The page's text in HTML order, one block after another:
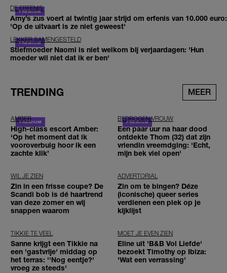
DE ERFENIS
Amy’s zus voert al twintig jaar strijd om erfenis van 10.000 euro:
'Op de uitvaart is ze niet geweest'
LEKKER SAMENGESTELD
Stiefmoeder Naomi is niet welkom bij verjaardagen: 'Hun
moeder wil niet dat ik er ben'
TRENDING MEER
AMBER
High-class escort Amber:
‘Op het moment dat ik
vooroverbuig hoor ik een
zachte klik’
BEDROGEN VROUW
Een paar uur na haar dood
ontdekte Thom (32) dat zijn
vriendin vreemdging: 'Echt,
mijn bek viel open'
WIL JE ZIEN
Zin in een frisse coupe? De
Scandi bob is dé haartrend
van deze zomer en wij
snappen waarom
ADVERTORIAL
Zin om te bingen? Déze
(iconische) queer series
verdienen een plek op je
kijklijst
TIKKIE TE VEEL
Sanne krijgt een Tikkie na
een 'gastvrije' middag op
het terras: ''Nog eentje?'
vroeg ze steeds'
MOET JE EVEN ZIEN
Eline uit 'B&B Vol Liefde'
bezoekt Timothy op Ibiza:
'Wat een verrassing'